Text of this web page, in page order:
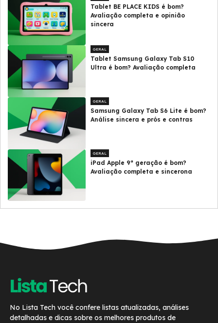
Tablet BE PLACE KIDS é bom?
Avaliação completa e opinião
sincera
GERAL
Tablet Samsung Galaxy Tab S10
Ultra é bom? Avaliação completa
GERAL
Samsung Galaxy Tab S6 Lite é bom?
Análise sincera e prós e contras
GERAL
iPad Apple 9ª geração é bom?
Avaliação completa e sincerona
No Lista Tech você confere listas atualizadas, análises
detalhadas e dicas sobre os melhores produtos de